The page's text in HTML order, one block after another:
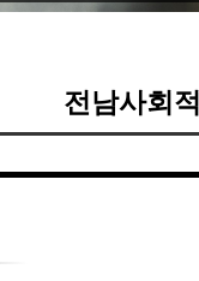
전남사회